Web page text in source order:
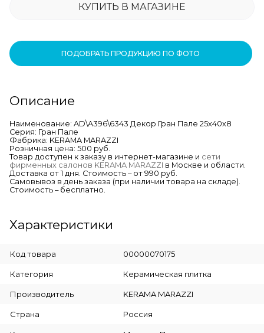
КУПИТЬ В МАГАЗИНЕ
ПОДОБРАТЬ ПРОДУКЦИЮ ПО ФОТО
Описание
Наименование: AD\A396\6343 Декор Гран Пале 25х40х8
Серия: Гран Пале
Фабрика: KERAMA MARAZZI
Розничная цена: 500 руб.
Товар доступен к заказу в интернет-магазине и сети
фирменных салонов KERAMA MARAZZI в Москве и области.
Доставка от 1 дня. Стоимость – от 990 руб.
Самовывоз в день заказа (при наличии товара на складе).
Стоимость – бесплатно.
Характеристики
Код товара 00000070175
Категория Керамическая плитка
Производитель KERAMA MARAZZI
Страна Россия